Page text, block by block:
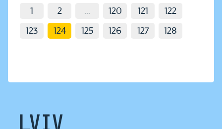
1 2 ... 120 121
122
123
124 125 126 127 128